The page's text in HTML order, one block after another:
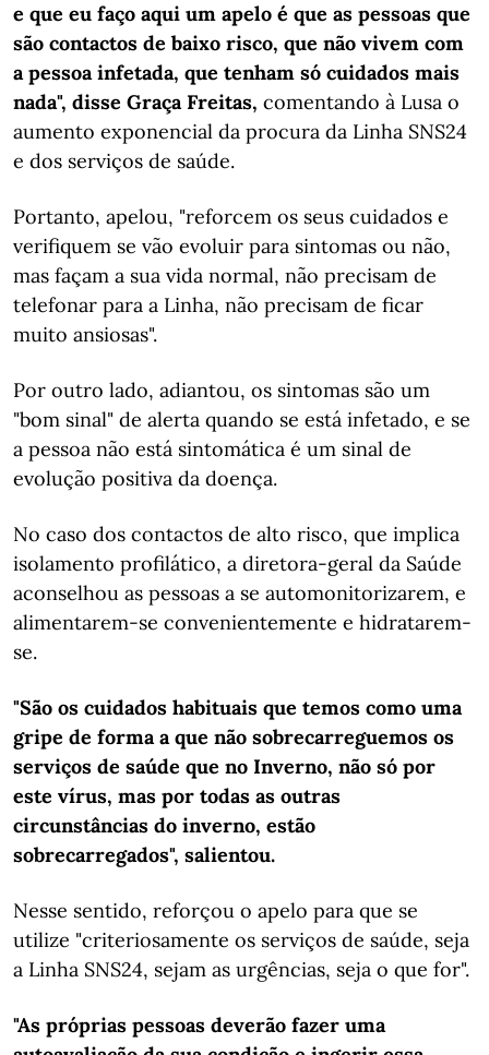
e que eu faço aqui um apelo é que as pessoas que
são contactos de baixo risco, que não vivem com
a pessoa infetada, que tenham só cuidados mais
nada", disse Graça Freitas, comentando à Lusa o
aumento exponencial da procura da Linha SNS24
e dos serviços de saúde.
Portanto, apelou, "reforcem os seus cuidados e
verifiquem se vão evoluir para sintomas ou não,
mas façam a sua vida normal, não precisam de
telefonar para a Linha, não precisam de ficar
muito ansiosas".
Por outro lado, adiantou, os sintomas são um
"bom sinal" de alerta quando se está infetado, e se
a pessoa não está sintomática é um sinal de
evolução positiva da doença.
No caso dos contactos de alto risco, que implica
isolamento profilático, a diretora-geral da Saúde
aconselhou as pessoas a se automonitorizarem, e
alimentarem-se convenientemente e hidratarem-
se.
"São os cuidados habituais que temos como uma
gripe de forma a que não sobrecarreguemos os
serviços de saúde que no Inverno, não só por
este vírus, mas por todas as outras
circunstâncias do inverno, estão
sobrecarregados", salientou.
Nesse sentido, reforçou o apelo para que se
utilize "criteriosamente os serviços de saúde, seja
a Linha SNS24, sejam as urgências, seja o que for".
"As próprias pessoas deverão fazer uma